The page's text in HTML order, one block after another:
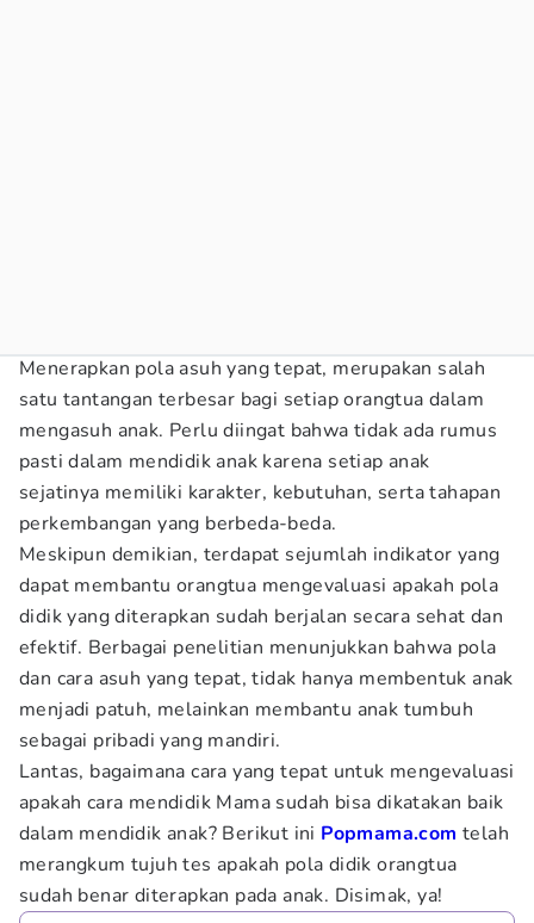
Menerapkan pola asuh yang tepat, merupakan salah
satu tantangan terbesar bagi setiap orangtua dalam
mengasuh anak. Perlu diingat bahwa tidak ada rumus
pasti dalam mendidik anak karena setiap anak
sejatinya memiliki karakter, kebutuhan, serta tahapan
perkembangan yang berbeda-beda.
Meskipun demikian, terdapat sejumlah indikator yang
dapat membantu orangtua mengevaluasi apakah pola
didik yang diterapkan sudah berjalan secara sehat dan
efektif. Berbagai penelitian menunjukkan bahwa pola
dan cara asuh yang tepat, tidak hanya membentuk anak
menjadi patuh, melainkan membantu anak tumbuh
sebagai pribadi yang mandiri.
Lantas, bagaimana cara yang tepat untuk mengevaluasi
apakah cara mendidik Mama sudah bisa dikatakan baik
dalam mendidik anak? Berikut ini Popmama.com telah
merangkum tujuh tes apakah pola didik orangtua
sudah benar diterapkan pada anak. Disimak, ya!